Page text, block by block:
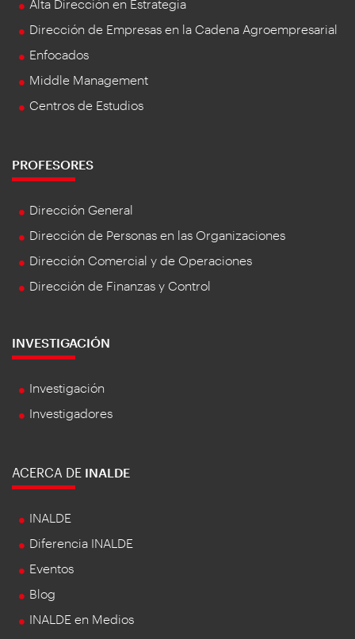
Alta Dirección en Estrategia
Dirección de Empresas en la Cadena Agroempresarial
Enfocados
Middle Management
Centros de Estudios
PROFESORES
Dirección General
Dirección de Personas en las Organizaciones
Dirección Comercial y de Operaciones
Dirección de Finanzas y Control
INVESTIGACIÓN
Investigación
Investigadores
ACERCA DE INALDE
INALDE
Diferencia INALDE
Eventos
Blog
INALDE en Medios